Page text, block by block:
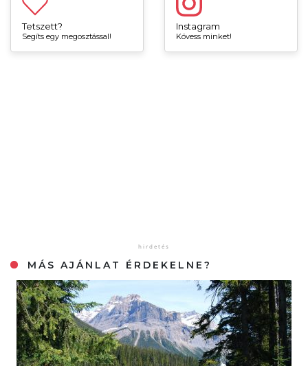
Tetszett?
Segíts egy megosztással!
Instagram
Kövess minket!
MÁS AJÁNLAT ÉRDEKELNE?